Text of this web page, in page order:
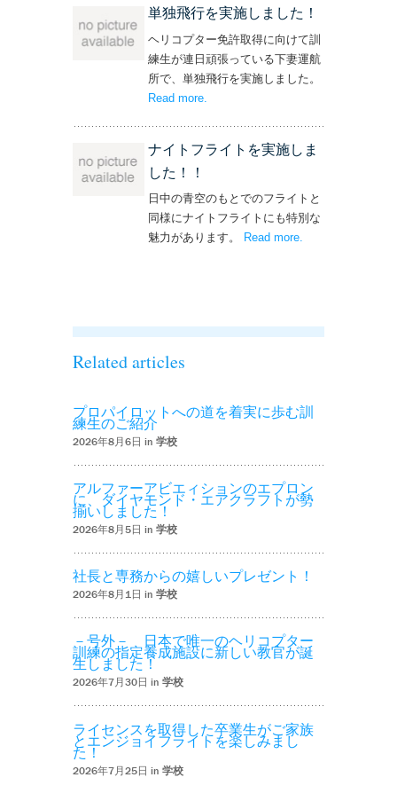
単独飛行を実施しました！
ヘリコプター免許取得に向けて訓
練生が連日頑張っている下妻運航
所で、単独飛行を実施しました。
Read more
ナイトフライトを実施しま
した！！
日中の青空のもとでのフライトと
同様にナイトフライトにも特別な
魅力があります。
Read more– ‘ナイトフライト
.
Related articles
プロパイロットへの道を着実に歩む訓
練生のご紹介
2026年8月6日 in 学校
アルファーアビエィションのエプロン
に、ダイヤモンド・エアクラフトが勢
揃いしました！
2026年8月5日 in 学校
社長と専務からの嬉しいプレゼント！
2026年8月1日 in 学校
－号外－ 日本で唯一のヘリコプター
訓練の指定養成施設に新しい教官が誕
生しました！
2026年7月30日 in 学校
ライセンスを取得した卒業生がご家族
とエンジョイフライトを楽しみまし
た！
2026年7月25日 in 学校